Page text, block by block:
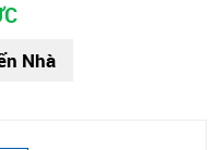
Nhà